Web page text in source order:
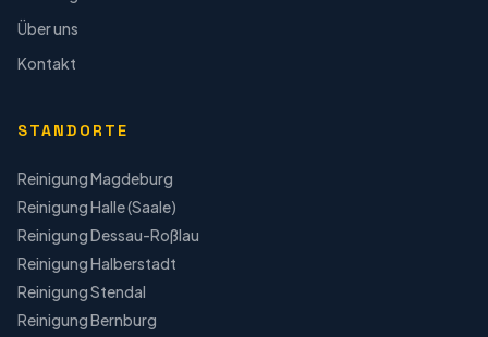
Über uns
Kontakt
STANDORTE
ReinigungMagdeburg
ReinigungHalle (Saale)
ReinigungDessau-Roßlau
ReinigungHalberstadt
ReinigungStendal
ReinigungBernburg